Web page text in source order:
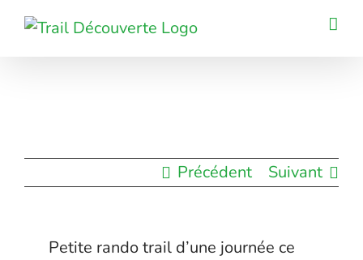
Passer
Précédent Suivant
Petite rando trail d’une journée ce